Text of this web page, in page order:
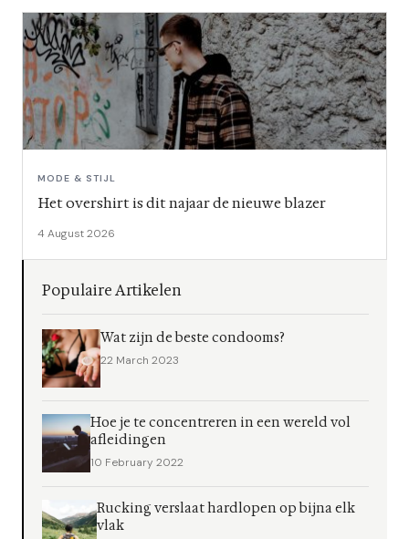
MODE & STIJL
Het overshirt is dit najaar de nieuwe blazer
4 August 2026
Populaire Artikelen
Wat zijn de beste condooms?
22 March 2023
Hoe je te concentreren in een wereld vol
afleidingen
10 February 2022
Rucking verslaat hardlopen op bijna elk
vlak